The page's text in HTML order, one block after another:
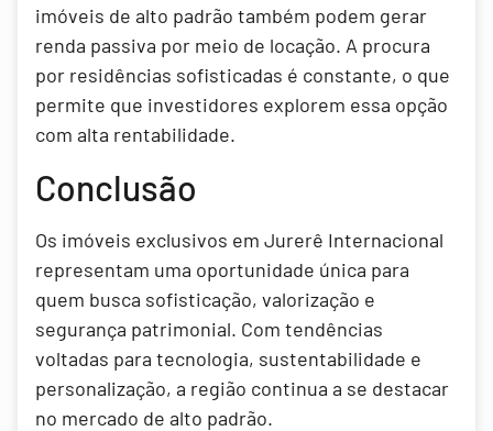
imóveis de alto padrão também podem gerar
renda passiva por meio de locação. A procura
por residências sofisticadas é constante, o que
permite que investidores explorem essa opção
com alta rentabilidade.
Conclusão
Os imóveis exclusivos em Jurerê Internacional
representam uma oportunidade única para
quem busca sofisticação, valorização e
segurança patrimonial. Com tendências
voltadas para tecnologia, sustentabilidade e
personalização, a região continua a se destacar
no mercado de alto padrão.